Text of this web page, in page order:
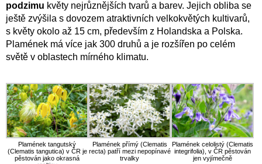
podzimu květy nejrůznějších tvarů a barev. Jejich obliba se
ještě zvýšila s dovozem atraktivních velkokvětých kultivarů,
s květy okolo až 15 cm, především z Holandska a Polska.
Plamének má více jak 300 druhů a je rozšířen po celém
světě v oblastech mírného klimatu.
Plamének tangutský
(Clematis tangutica) v ČR je
pěstován jako okrasná
Plamének přímý (Clematis
recta) patří mezi nepopínavé
trvalky
Plamének celolistý (Clematis
integrifolia), v ČR pěstován
jen vyjímečně